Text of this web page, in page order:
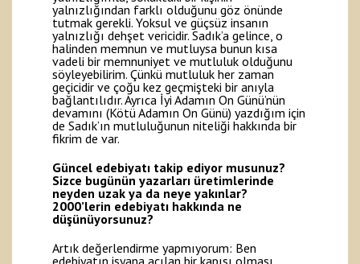
yalnızlığından farklı olduğunu göz önünde
tutmak gerekli. Yoksul ve güçsüz insanın
yalnızlığı dehşet vericidir. Sadık’a gelince, o
halinden memnun ve mutluysa bunun kısa
vadeli bir memnuniyet ve mutluluk olduğunu
söyleyebilirim. Çünkü mutluluk her zaman
geçicidir ve çoğu kez geçmişteki bir anıyla
bağlantılıdır. Ayrıca İyi Adamın On Günü’nün
devamını (Kötü Adamın On Günü) yazdığım için
de Sadık’ın mutluluğunun niteliği hakkında bir
fikrim de var.
Güncel edebiyatı takip ediyor musunuz?
Sizce bugünün yazarları üretimlerinde
neyden uzak ya da neye yakınlar?
2000’lerin edebiyatı hakkında ne
düşünüyorsunuz?
Artık değerlendirme yapmıyorum: Ben
edebiyatın isyana açılan bir kapısı olması